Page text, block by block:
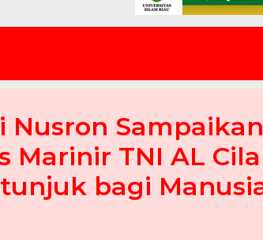
Nusron
Marinir TNI AL
bagi